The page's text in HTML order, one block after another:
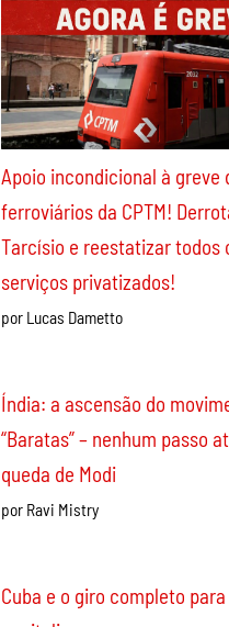
Recentes
Tarcísio e reestatizar todos
serviços privatizados!
por Lucas Dametto
“Baratas” – nenhum passo